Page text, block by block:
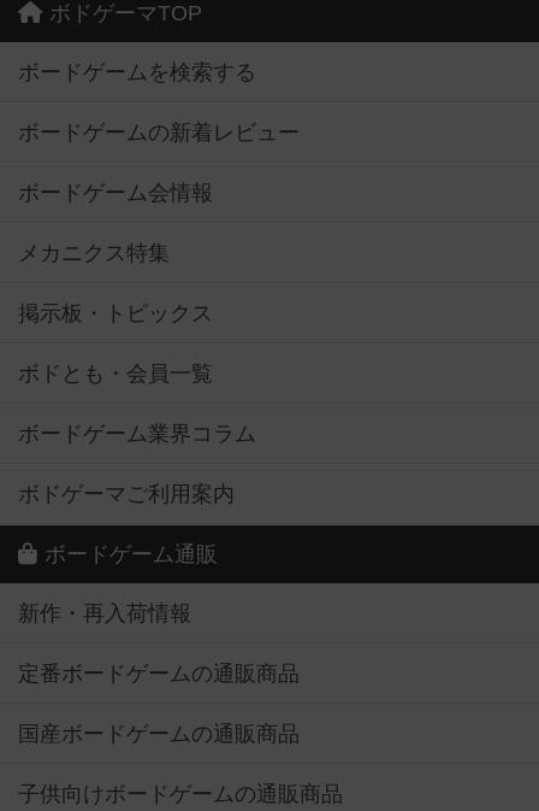
ボドゲーマTOP
ボードゲームを検索する
ボードゲームの新着レビュー
ボードゲーム会情報
メカニクス特集
掲示板・トピックス
ボドとも・会員一覧
ボードゲーム業界コラム
ボドゲーマご利用案内
ボードゲーム通販
新作・再入荷情報
定番ボードゲームの通販商品
国産ボードゲームの通販商品
子供向けボードゲームの通販商品